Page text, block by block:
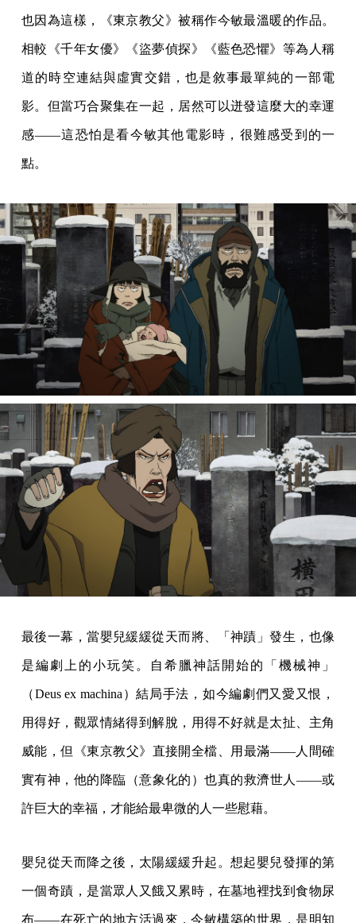
也因為這樣，《東京教父》被稱作今敏最溫暖的作品。
相較《千年女優》《盜夢偵探》《藍色恐懼》等為人稱
道的時空連結與虛實交錯，也是敘事最單純的一部電
影。但當巧合聚集在一起，居然可以迸發這麼大的幸運
感——這恐怕是看今敏其他電影時，很難感受到的一
點。
最後一幕，當嬰兒緩緩從天而將、「神蹟」發生，也像
是編劇上的小玩笑。自希臘神話開始的「機械神」
（Deus ex machina）結局手法，如今編劇們又愛又恨，
用得好，觀眾情緒得到解脫，用得不好就是太扯、主角
威能，但《東京教父》直接開全檔、用最滿——人間確
實有神，他的降臨（意象化的）也真的救濟世人——或
許巨大的幸福，才能給最卑微的人一些慰藉。
嬰兒從天而降之後，太陽緩緩升起。想起嬰兒發揮的第
一個奇蹟，是當眾人又餓又累時，在墓地裡找到食物尿
布——在死亡的地方活過來，今敏構築的世界，是明知